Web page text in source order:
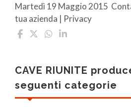
Martedì 19 Maggio 2015
tua azienda | Privacy
CAVE RIUNITE
seguenti categorie